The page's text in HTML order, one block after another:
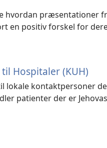
præsentationer
en positiv forskel for
Hospitaler (KUH)
lokale kontaktpersoner
patienter der er